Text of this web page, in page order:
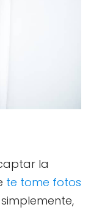
la
te tome fotos